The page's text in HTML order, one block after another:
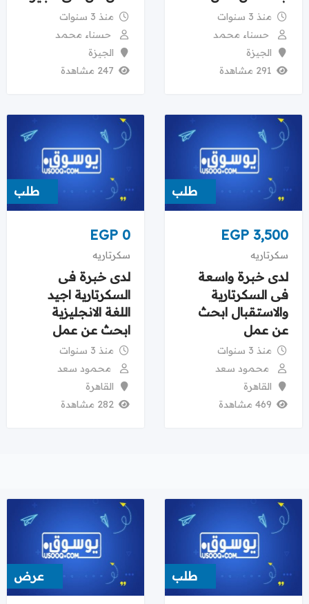
منذ 3 سنوات
حسناء محمد
الجيزة
291 مشاهدة
منذ 3 سنوات
حسناء محمد
الجيزة
247 مشاهدة
طلب
EGP 3,500
سكرتاريه
لدى خبرة واسعة
فى السكرتارية
والاستقبال ابحث
عن عمل
منذ 3 سنوات
محمود سعد
القاهرة
469 مشاهدة
طلب
EGP 0
سكرتاريه
لدى خبرة فى
السكرتارية اجيد
اللغة الانجليزية
ابحث عن عمل
منذ 3 سنوات
محمود سعد
القاهرة
282 مشاهدة
طلب عرض